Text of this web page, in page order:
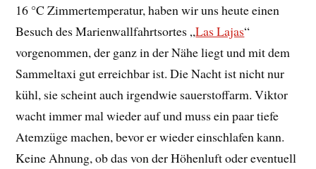
16 °C Zimmertemperatur, haben wir uns heute einen
Besuch des Marienwallfahrtsortes „Las Lajas“
vorgenommen, der ganz in der Nähe liegt und mit dem
Sammeltaxi gut erreichbar ist. Die Nacht ist nicht nur
kühl, sie scheint auch irgendwie sauerstoffarm. Viktor
wacht immer mal wieder auf und muss ein paar tiefe
Atemzüge machen, bevor er wieder einschlafen kann.
Keine Ahnung, ob das von der Höhenluft oder eventuell